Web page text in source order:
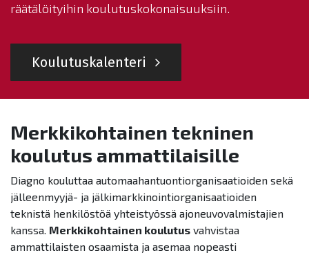
räätälöityihin koulutuskokonaisuuksiin.
Koulutuskalenteri
Merkkikohtainen tekninen
koulutus ammattilaisille
Diagno kouluttaa automaahantuontiorganisaatioiden sekä
jälleenmyyjä- ja jälkimarkkinointiorganisaatioiden
teknistä henkilöstöä yhteistyössä ajoneuvovalmistajien
kanssa. Merkkikohtainen koulutus vahvistaa
ammattilaisten osaamista ja asemaa nopeasti